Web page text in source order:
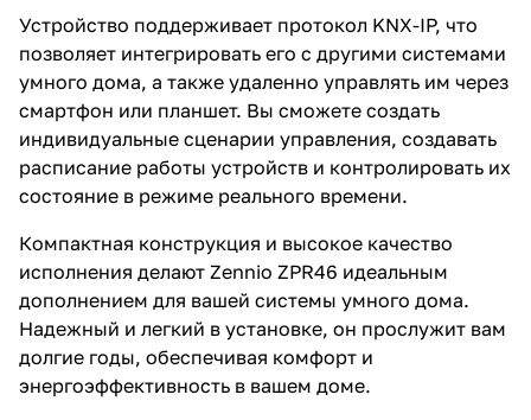
Устройство поддерживает протокол KNX-IP, что
позволяет интегрировать его с другими системами
умного дома, а также удаленно управлять им через
смартфон или планшет. Вы сможете создать
индивидуальные сценарии управления, создавать
расписание работы устройств и контролировать их
состояние в режиме реального времени.
Компактная конструкция и высокое качество
исполнения делают Zennio ZPR46 идеальным
дополнением для вашей системы умного дома.
Надежный и легкий в установке, он прослужит вам
долгие годы, обеспечивая комфорт и
энергоэффективность в вашем доме.